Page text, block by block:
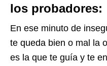
los probadores:
En ese minuto de
te queda bien o mal la
es la que te guía y te